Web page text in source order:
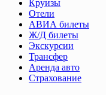
Круизы
Отели
АВИА билеты
Ж/Д билеты
Экскурсии
Трансфер
Аренда авто
Страхование